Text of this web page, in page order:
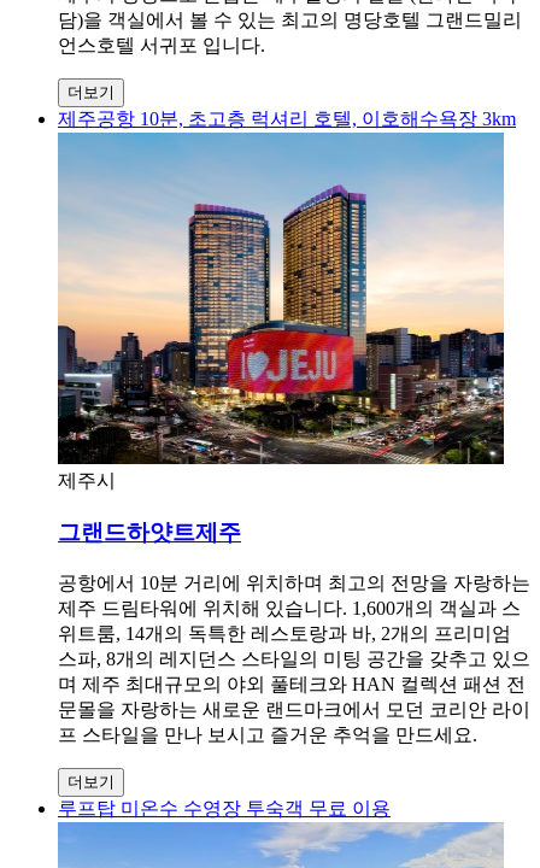
담)을 객실에서 볼 수 있는 최고의 명당호텔 그랜드밀리
언스호텔 서귀포 입니다.
더보기
제주공항 10분, 초고층 럭셔리 호텔, 이호해수욕장 3km
제주시
그랜드하얏트제주
공항에서 10분 거리에 위치하며 최고의 전망을 자랑하는
제주 드림타워에 위치해 있습니다. 1,600개의 객실과 스
위트룸, 14개의 독특한 레스토랑과 바, 2개의 프리미엄
스파, 8개의 레지던스 스타일의 미팅 공간을 갖추고 있으
며 제주 최대규모의 야외 풀테크와 HAN 컬렉션 패션 전
문몰을 자랑하는 새로운 랜드마크에서 모던 코리안 라이
프 스타일을 만나 보시고 즐거운 추억을 만드세요.
더보기
루프탑 미온수 수영장 투숙객 무료 이용